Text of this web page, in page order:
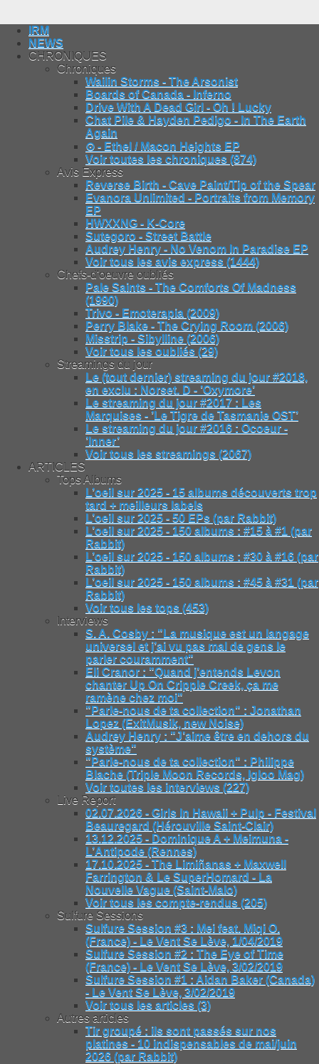
IRM
NEWS
CHRONIQUES
Chroniques
Wailin Storms - The Arsonist
Boards of Canada - Inferno
Drive With A Dead Girl - Oh ! Lucky
Chat Pile & Hayden Pedigo - In The Earth
Again
⊙ - Ethel / Macon Heights EP
Voir toutes les chroniques (874)
Avis Express
Reverse Birth - Cave Paint/Tip of the Spear
Evanora Unlimited - Portraits from Memory
EP
HWXXNG - K-Core
Sutegoro - Street Battle
Audrey Henry - No Venom In Paradise EP
Voir tous les avis express (1444)
Chefs-d'oeuvre oubliés
Pale Saints - The Comforts Of Madness
(1990)
Trivo - Emoterapia (2009)
Perry Blake - The Crying Room (2006)
Misstrip - Sibylline (2006)
Voir tous les oubliés (29)
Streamings du jour
Le (tout dernier) streaming du jour #2018,
en exclu : Norset. D - ’Oxymore’
Le streaming du jour #2017 : Les
Marquises - ’Le Tigre de Tasmanie OST’
Le streaming du jour #2016 : Ocoeur -
’Inner’
Voir tous les streamings (2067)
ARTICLES
Tops Albums
L’oeil sur 2025 - 15 albums découverts trop
tard + meilleurs labels
L’oeil sur 2025 - 50 EPs (par Rabbit)
L’oeil sur 2025 - 150 albums : #15 à #1 (par
Rabbit)
L’oeil sur 2025 - 150 albums : #30 à #16 (par
Rabbit)
L’oeil sur 2025 - 150 albums : #45 à #31 (par
Rabbit)
Voir tous les tops (453)
Interviews
S. A. Cosby : "La musique est un langage
universel et j’ai vu pas mal de gens le
parler couramment"
Eli Cranor : "Quand j’entends Levon
chanter Up On Cripple Creek, ça me
ramène chez moi"
"Parle-nous de ta collection" : Jonathan
Lopez (ExitMusik, new Noise)
Audrey Henry : "J’aime être en dehors du
système"
"Parle-nous de ta collection" : Philippe
Blache (Triple Moon Records, Igloo Mag)
Voir toutes les interviews (227)
Live Report
02.07.2026 - Girls In Hawaii + Pulp - Festival
Beauregard (Hérouville Saint-Clair)
13.12.2025 - Dominique A + Meimuna -
L’Antipode (Rennes)
17.10.2025 - The Limiñanas + Maxwell
Farrington & Le SuperHomard - La
Nouvelle Vague (Saint-Malo)
Voir tous les compte-rendus (205)
Sulfure Sessions
Sulfure Session #3 : Mei feat. Miqi O.
(France) - Le Vent Se Lève, 1/04/2019
Sulfure Session #2 : The Eye of Time
(France) - Le Vent Se Lève, 3/02/2019
Sulfure Session #1 : Aidan Baker (Canada)
- Le Vent Se Lève, 3/02/2019
Voir tous les articles (3)
Autres articles
Tir groupé : ils sont passés sur nos
platines - 10 indispensables de mai/juin
2026 (par Rabbit)